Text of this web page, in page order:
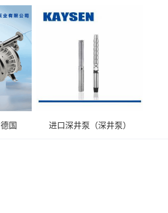
输送
国
进口深井泵（深井泵）